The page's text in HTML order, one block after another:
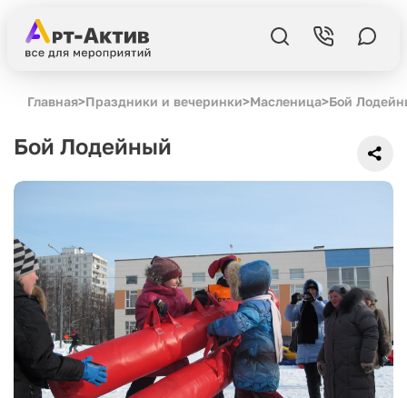
Главная>Праздники и вечеринки>Масленица>Бой
Бой Лодейный